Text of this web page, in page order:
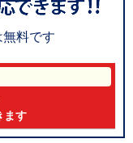
料です
ます